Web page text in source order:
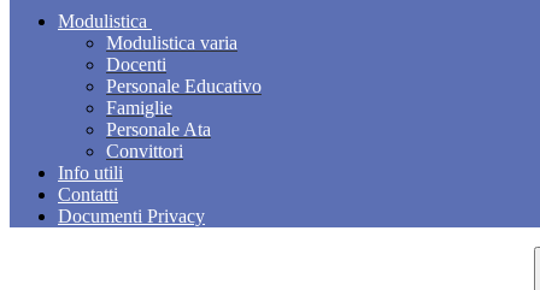
Modulistica
Modulistica varia
Docenti
Personale Educativo
Famiglie
Personale Ata
Convittori
Info utili
Contatti
Documenti Privacy